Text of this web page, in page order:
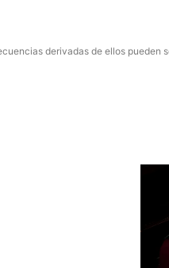
derivadas de ellos pueden